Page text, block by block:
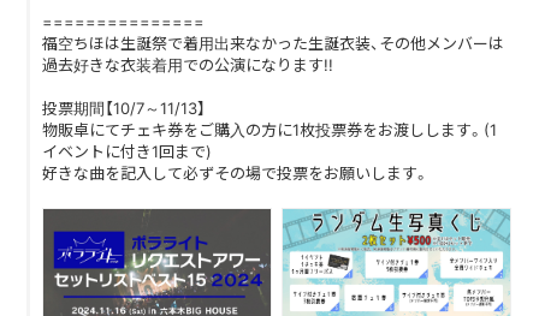
YOUTUBE
DISCOGRAPHY
FANLETTER
SHOP
===============
福空ちほは生誕祭で着用出来なかった生誕衣装、その他メンバーは
過去好きな衣装着用での公演になります!!
投票期間【10/7～11/13】
物販卓にてチェキ券をご購入の方に1枚投票券をお渡しします。(1
イベントに付き1回まで)
好きな曲を記入して必ずその場で投票をお願いします。